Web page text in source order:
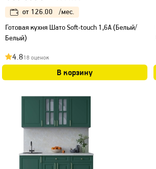
от 126.00
/мес.
Готовая кухня Шато Soft-touch 1,6А (Белый/
Белый)
4.818 оценок
В корзину